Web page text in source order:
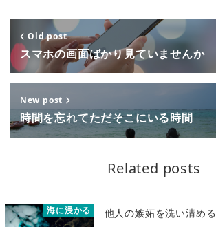
Old post
スマホの画面ばかり見ていませんか
New post
時間を忘れてただそこにいる時間
Related posts
海に浸かる 他人の嫉妬を洗い清める